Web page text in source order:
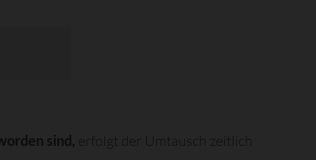
sind, erfolgt der Umtausch zeitlich